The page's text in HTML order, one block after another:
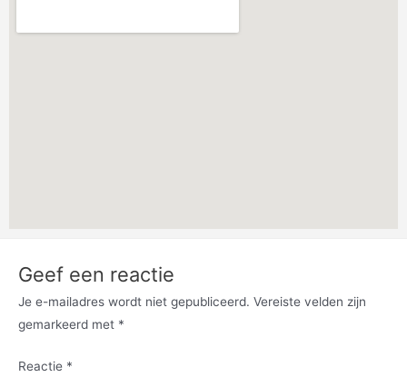
Geef een reactie
Je e-mailadres wordt niet gepubliceerd. Vereiste velden zijn
gemarkeerd met *
Reactie *